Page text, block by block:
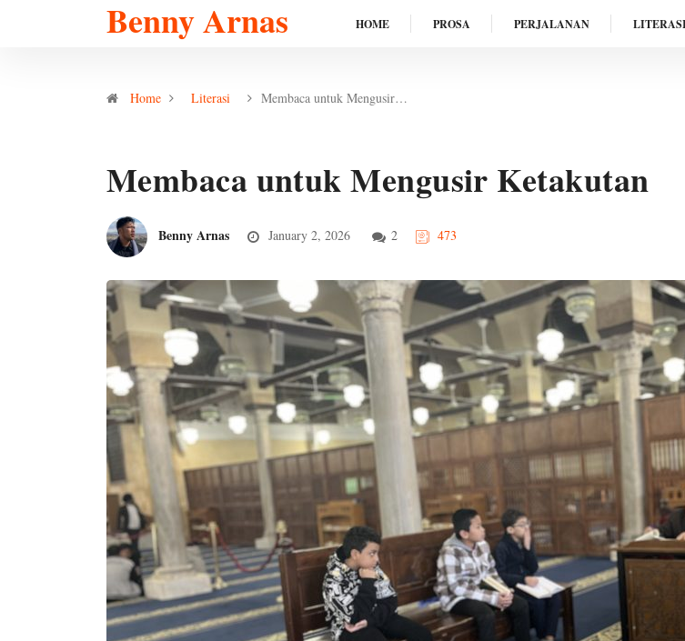
Benny Arnas HOME PROSA PERJALANAN
Home Literasi Membaca untuk Mengusir…
Membaca untuk Mengusir Ketakutan
Benny Arnas January 2, 2026 2 473